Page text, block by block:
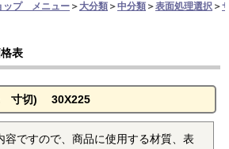
ップ メニュー ＞大分類 ＞中分類 ＞表面処理選択 ＞
表
寸切) 30X225
容ですので、商品に使用する材質、表